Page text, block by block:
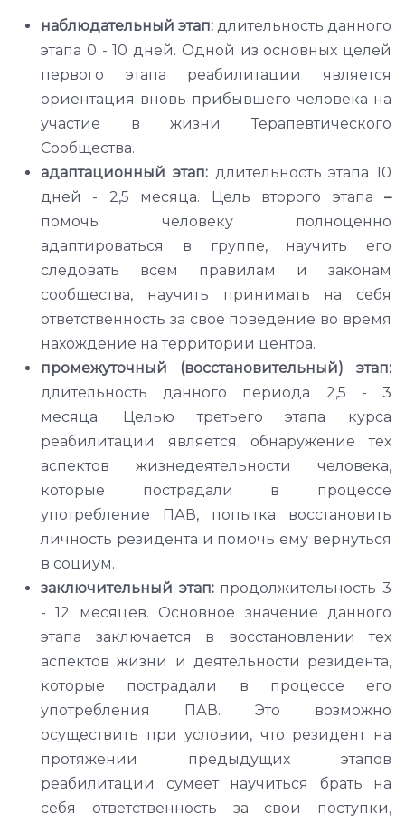
наблюдательный этап: длительность данного
этапа 0 - 10 дней. Одной из основных целей
первого этапа реабилитации является
ориентация вновь прибывшего человека на
участие в жизни Терапевтического
Сообщества.
адаптационный этап:длительность этапа 10
дней - 2,5 месяца. Цель второго этапа –
помочь человеку полноценно
адаптироваться в группе, научить его
следовать всем правилам и законам
сообщества, научить принимать на себя
ответственность за свое поведение во время
нахождение на территории центра.
промежуточный (восстановительный) этап:
длительность данного периода 2,5 - 3
месяца. Целью третьего этапа курса
реабилитации является обнаружение тех
аспектов жизнедеятельности человека,
которые пострадали в процессе
употребление ПАВ, попытка восстановить
личность резидента и помочь ему вернуться
в социум.
заключительный этап:продолжительность 3
- 12 месяцев. Основное значение данного
этапа заключается в восстановлении тех
аспектов жизни и деятельности резидента,
которые пострадали в процессе его
употребления ПАВ. Это возможно
осуществить при условии, что резидент на
протяжении предыдущих этапов
реабилитации сумеет научиться брать на
себя ответственность за свои поступки,